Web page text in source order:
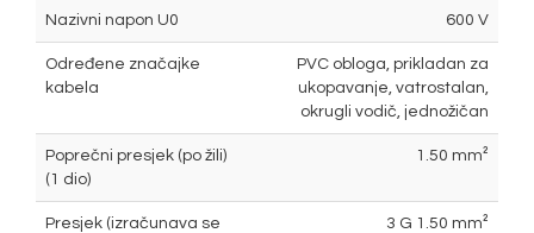
Nazivni napon U0 600 V
Određene značajke
kabela
PVC obloga, prikladan za
ukopavanje, vatrostalan,
okrugli vodič, jednožičan
Poprečni presjek (po žili)
(1 dio)
1.50 mm²
Presjek (izračunava se
3 G 1.50 mm²